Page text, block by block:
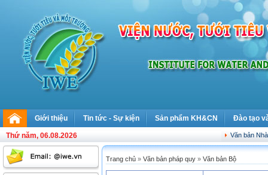
Giới thiệu Tin tức - Sự kiện Sản phẩm KH&CN Đào tạo
Văn bản
Thứ năm, 06.08.2026
Trang chủ » Văn bản pháp quy » Văn bản Bộ